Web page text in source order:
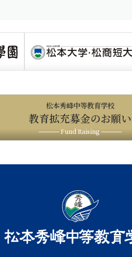
松本秀峰中等教育学校
教育拡充募金のお願い
Fund Raising